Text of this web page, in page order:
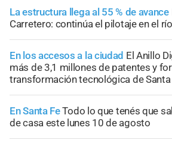
La estructura llega al 55 % de avance
Carretero: continúa el pilotaje en el
En los accesos a la ciudad El Anillo
más de 3,1 millones de patentes y
transformación tecnológica de Santa
En Santa FeTodo lo que tenés que
de casa este lunes 10 de agosto